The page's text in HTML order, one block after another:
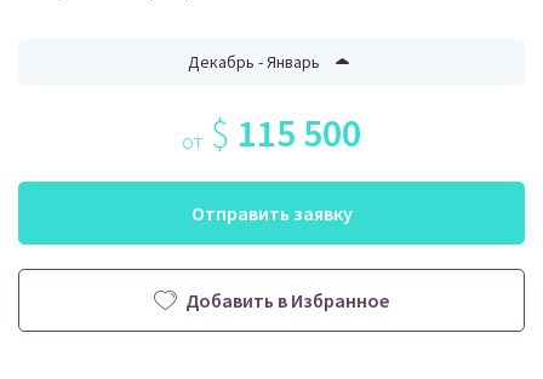
Декабрь - Январь
от $ 115 500
Отправить заявку
Добавить в Избранное